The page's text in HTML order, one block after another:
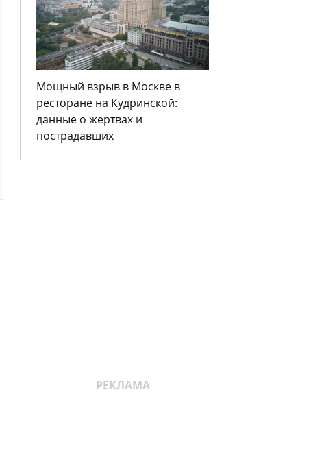
Мощный взрыв в Москве в
ресторане на Кудринской:
данные о жертвах и
пострадавших